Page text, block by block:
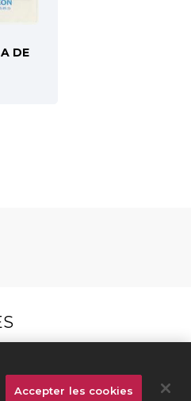
DE
Accepter les cookies